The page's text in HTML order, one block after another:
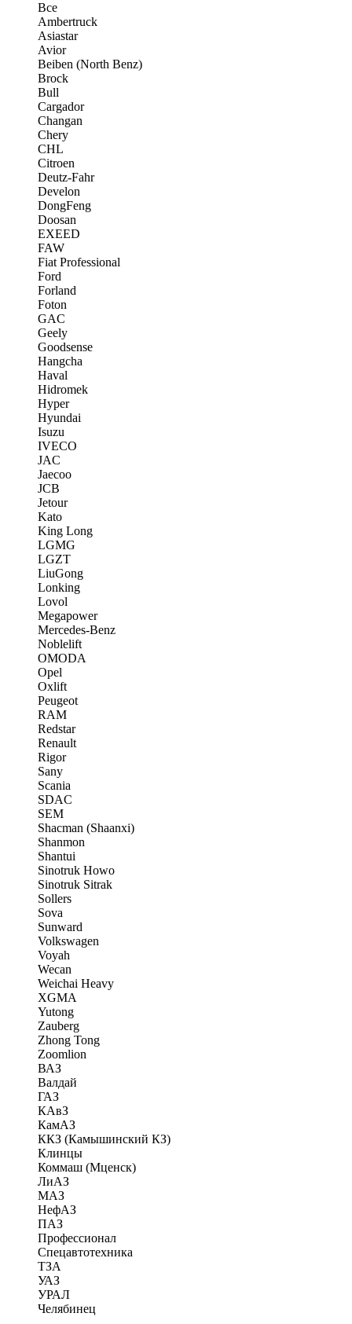
Все
Ambertruck
Asiastar
Avior
Beiben (North Benz)
Brock
Bull
Cargador
Changan
Chery
CHL
Citroen
Deutz-Fahr
Develon
DongFeng
Doosan
EXEED
FAW
Fiat Professional
Ford
Forland
Foton
GAC
Geely
Goodsense
Hangcha
Haval
Hidromek
Hyper
Hyundai
Isuzu
IVECO
JAC
Jaecoo
JCB
Jetour
Kato
King Long
LGMG
LGZT
LiuGong
Lonking
Lovol
Megapower
Mercedes-Benz
Noblelift
OMODA
Opel
Oxlift
Peugeot
RAM
Redstar
Renault
Rigor
Sany
Scania
SDAC
SEM
Shacman (Shaanxi)
Shanmon
Shantui
Sinotruk Howo
Sinotruk Sitrak
Sollers
Sova
Sunward
Volkswagen
Voyah
Wecan
Weichai Heavy
XGMA
Yutong
Zauberg
Zhong Tong
Zoomlion
ВАЗ
Валдай
ГАЗ
КАвЗ
КамАЗ
ККЗ (Камышинский КЗ)
Клинцы
Коммаш (Мценск)
ЛиАЗ
МАЗ
НефАЗ
ПАЗ
Профессионал
Спецавтотехника
ТЗА
УАЗ
УРАЛ
Челябинец